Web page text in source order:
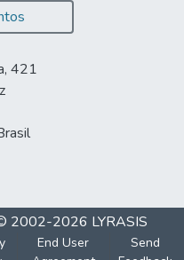
421
2002-2026 LYRASIS
End User
Send